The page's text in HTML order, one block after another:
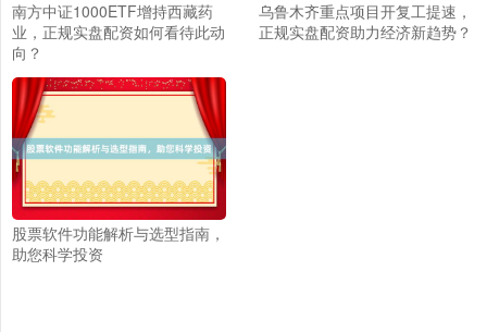
南方中证1000ETF增持西藏药
业，正规实盘配资如何看待此动
向？
乌鲁木齐重点项目开复工提速，
正规实盘配资助力经济新趋势？
股票软件功能解析与选型指南，
助您科学投资
北证50 1134.24 +11.37 +1.01%
创业板指 3563.12